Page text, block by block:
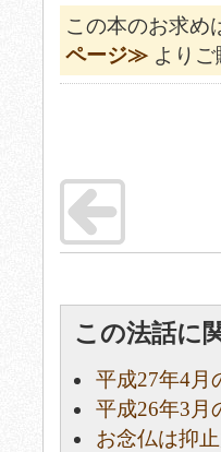
この本のお求め
ページ≫ より
この法話に
平成27年4月
平成26年3月
お念仏は抑